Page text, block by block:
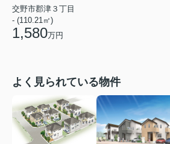
交野市郡津３丁目
- (110.21㎡)
1,580万円
よく見られている物件